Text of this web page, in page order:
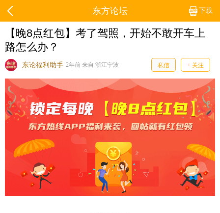
下载
东方论坛
【晚8点红包】考了驾照，开始不敢开车上
路怎么办？
东论福利助手 2年前 来自 浙江宁波 私信 + 关注